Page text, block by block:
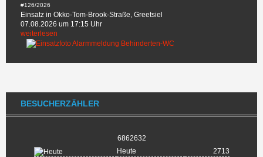
#126/2026
Einsatz in Okko-Tom-Brook-Straße, Greetsiel
07.08.2026 um 17:15 Uhr
weiterlesen
BESUCHERZÄHLER
6862632
Heute
2713